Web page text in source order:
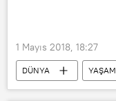
1 Mayıs 2018, 18:27
DÜNYA YAŞAM
SPOR
Haberler